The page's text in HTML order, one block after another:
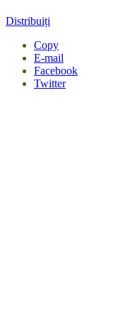
Distribuiți
Copy
E-mail
Facebook
Twitter